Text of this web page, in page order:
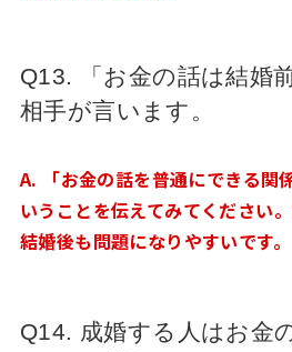
Q13. 「お金の話は結婚
相手が言います。
A. 「お金の話を普通にできる関
いうことを伝えてみてください
結婚後も問題になりやすいです。
Q14. 成婚する人はお金